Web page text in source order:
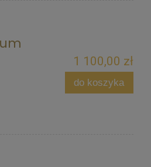
1 100,00 zł
do koszyka